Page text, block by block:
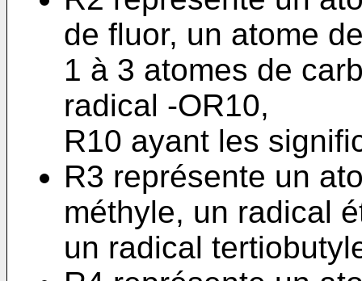
de fluor, un atome
1 à 3 atomes de
radical -OR10,
R10 ayant les
R3 représente un
méthyle, un radical
un radical